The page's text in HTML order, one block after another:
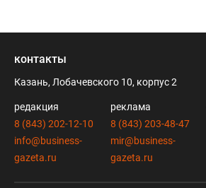
контакты
Казань, Лобачевского 10, корпус 2
редакция
8 (843) 202-12-10
info@business-
gazeta.ru
реклама
8 (843) 203-48-47
mir@business-
gazeta.ru